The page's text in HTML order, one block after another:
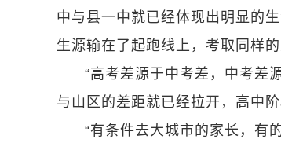
中与县一中就已经体现出明显的
生源输在了起跑线上，考取同样
“高考差源于中考差，中考差
与山区的差距就已经拉开，高中
“有条件去大城市的家长，有